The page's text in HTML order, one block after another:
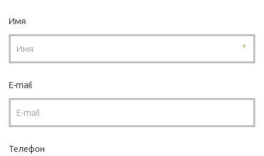
Имя
*
E-mail
Телефон